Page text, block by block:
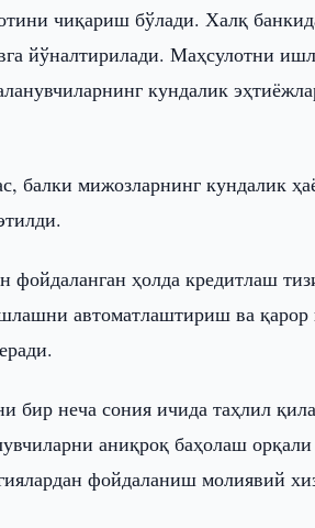
чиқариш бўлади. Халқ
йўналтирилади. Маҳсулотни
кундалик
балки мижозларнинг кундалик
ҳолда кредитлаш
автоматлаштириш ва
бир неча сония ичида таҳлил
аниқроқ баҳолаш
фойдаланиш молиявий